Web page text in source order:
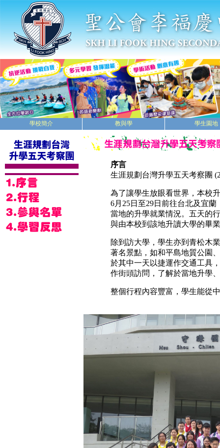
學校簡介 教與學 學生園地
序言
生涯規劃台灣升學五天考察團
為了讓學生放眼看世界，本校
6月25日至29日前往台北及宜
當地的升學就業情況。五天的
與由本校到該地升讀大學的畢
除到訪大學，學生亦到青松木
著名景點，如和平島地質公園
於其中一天以捷運作交通工具
作街頭訪問，了解於當地升學
整個行程內容豐富，學生能從